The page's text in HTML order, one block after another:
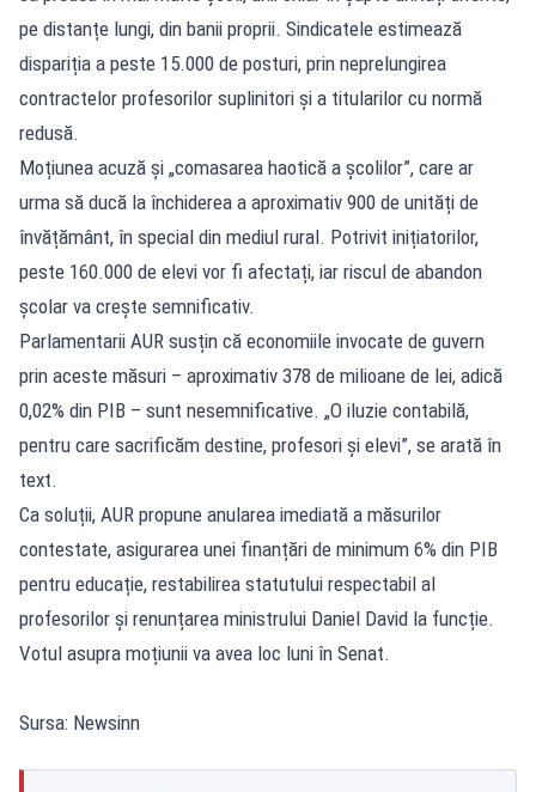
pe distanțe lungi, din banii proprii. Sindicatele estimează
dispariția a peste 15.000 de posturi, prin neprelungirea
contractelor profesorilor suplinitori și a titularilor cu normă
redusă.
Moțiunea acuză și „comasarea haotică a școlilor”, care ar
urma să ducă la închiderea a aproximativ 900 de unități de
învățământ, în special din mediul rural. Potrivit inițiatorilor,
peste 160.000 de elevi vor fi afectați, iar riscul de abandon
școlar va crește semnificativ.
Parlamentarii AUR susțin că economiile invocate de guvern
prin aceste măsuri – aproximativ 378 de milioane de lei, adică
0,02% din PIB – sunt nesemnificative. „O iluzie contabilă,
pentru care sacrificăm destine, profesori și elevi”, se arată în
text.
Ca soluții, AUR propune anularea imediată a măsurilor
contestate, asigurarea unei finanțări de minimum 6% din PIB
pentru educație, restabilirea statutului respectabil al
profesorilor și renunțarea ministrului Daniel David la funcție.
Votul asupra moțiunii va avea loc luni în Senat.
Sursa: Newsinn